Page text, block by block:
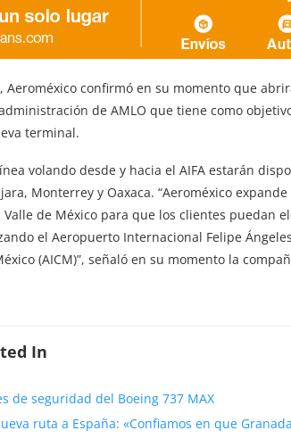
Aeroméxico confirmó en su momento que
de AMLO que tiene como
terminal.
volando desde y hacia el AIFA estarán
Monterrey y Oaxaca. “Aeroméxico
de México para que los clientes puedan
el Aeropuerto Internacional Felipe
(AICM)”, señaló en su momento la
In
de seguridad del Boeing 737 MAX
ruta a España: «Confiamos en que